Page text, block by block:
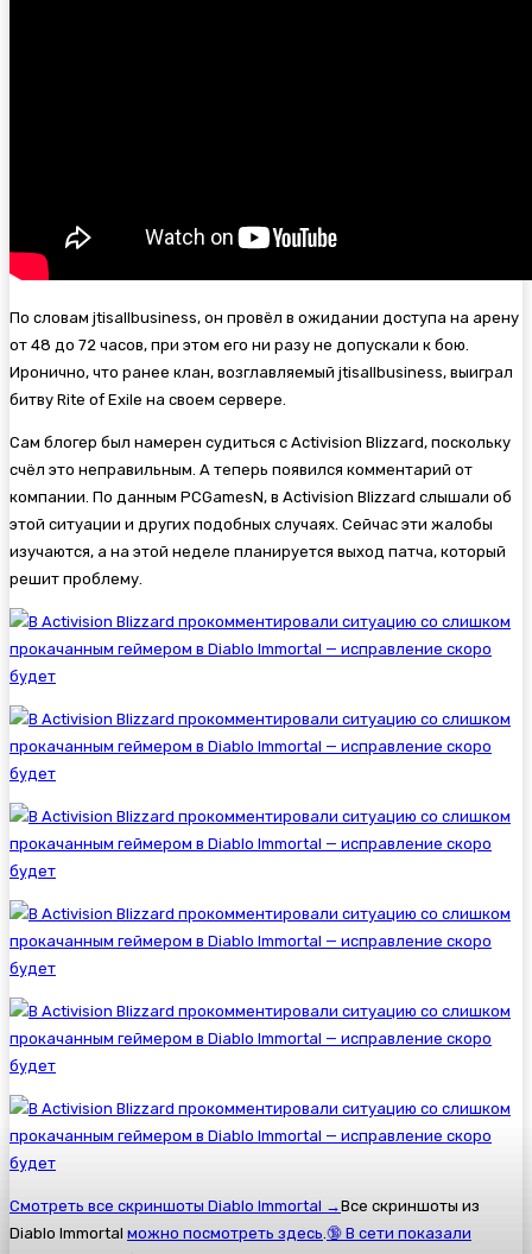
По словам jtisallbusiness, он провёл в ожидании доступа на арену
от 48 до 72 часов, при этом его ни разу не допускали к бою.
Иронично, что ранее клан, возглавляемый jtisallbusiness, выиграл
битву Rite of Exile на своем сервере.
Сам блогер был намерен судиться с Activision Blizzard, поскольку
счёл это неправильным. А теперь появился комментарий от
компании. По данным PCGamesN, в Activision Blizzard слышали об
этой ситуации и других подобных случаях. Сейчас эти жалобы
изучаются, а на этой неделе планируется выход патча, который
решит проблему.
Смотреть все скриншоты Diablo Immortal →Все скриншоты из
Diablo Immortal можно посмотреть здесь 🔞 В сети показали